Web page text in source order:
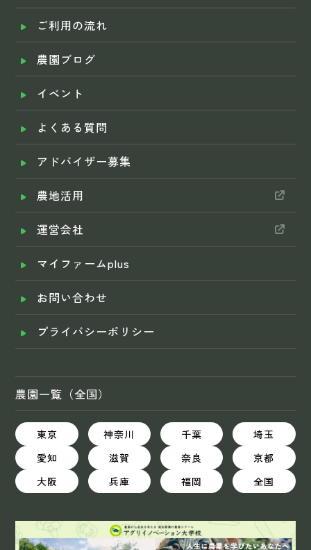
ご利用の流れ
農園ブログ
イベント
よくある質問
アドバイザー募集
農地活用
運営会社
マイファームplus
お問い合わせ
プライバシーポリシー
農園一覧（全国）
東京 神奈川 千葉
埼玉
愛知
滋賀 奈良
京都
大阪
兵庫 福岡 全国